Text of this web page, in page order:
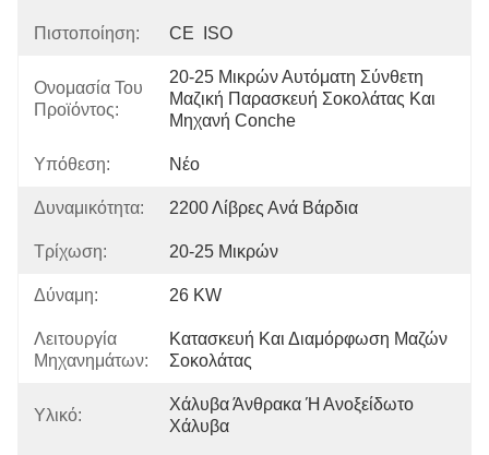
Πιστοποίηση: CE  ISO
Ονομασία Του
Προϊόντος:
20-25 Μικρών Αυτόματη Σύνθετη
Μαζική Παρασκευή Σοκολάτας Και
Μηχανή Conche
Υπόθεση: Νέο
Δυναμικότητα: 2200 Λίβρες Ανά Βάρδια
Τρίχωση: 20-25 Μικρών
Δύναμη: 26 KW
Λειτουργία
Μηχανημάτων:
Κατασκευή Και Διαμόρφωση Μαζών
Σοκολάτας
Υλικό:
Χάλυβα Άνθρακα Ή Ανοξείδωτο
Χάλυβα